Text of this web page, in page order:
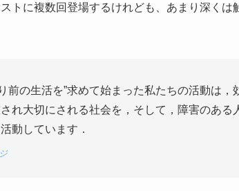
トに複数回登場するけれども、あまり深くは
前の生活を”求めて始まった私たちの活動は，
れ大切にされる社会を，そして，障害のある
動しています．